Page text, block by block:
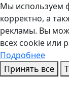
Мы используем
корректно, а
рекламы. Вы
всех cookie или
Подробнее
Принять все